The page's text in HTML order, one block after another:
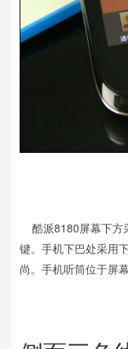
酷派8180屏幕下方
键。手机下巴处采用
尚。手机听筒位于屏